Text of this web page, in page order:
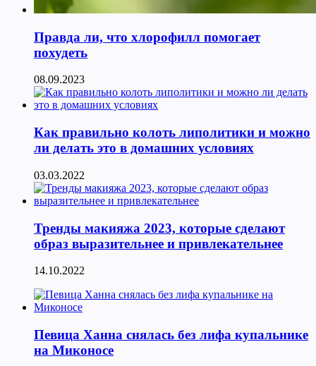
Правда ли, что хлорофилл помогает
похудеть
08.09.2023
Как правильно колоть липолитики и можно
ли делать это в домашних условиях
03.03.2022
Тренды макияжа 2023, которые сделают
образ выразительнее и привлекательнее
14.10.2022
Певица Ханна снялась без лифа купальнике
на Миконосе